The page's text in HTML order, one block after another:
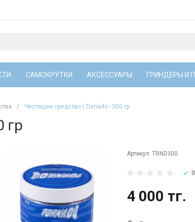
САМОКРУТКИ АКСЕССУАРЫ ГРИНДЕРЫ И
/ Чистящее средство | Tornado - 300 гр
гр
Артикул:TRND300
4 000 тг.